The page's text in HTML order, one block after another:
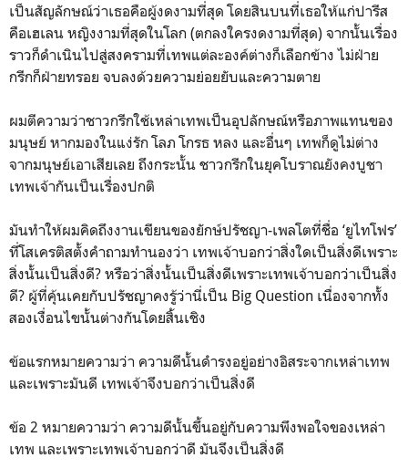
เป็นสัญลักษณ์ว่าเธอคือผู้งดงามที่สุด โดยสินบนที่เธอให้แก่ปารีส
คือเฮเลน หญิงงามที่สุดในโลก (ตกลงใครงดงามที่สุด) จากนั้นเรื่อง
ราวก็ดำเนินไปสู่สงครามที่เทพแต่ละองค์ต่างก็เลือกข้าง ไม่ฝ่าย
กรีกก็ฝ่ายทรอย จบลงด้วยความย่อยยับและความตาย
ผมตีความว่าชาวกรีกใช้เหล่าเทพเป็นอุปลักษณ์หรือภาพแทนของ
มนุษย์ หากมองในแง่รัก โลภ โกรธ หลง และอื่นๆ เทพก็ดูไม่ต่าง
จากมนุษย์เอาเสียเลย ถึงกระนั้น ชาวกรีกในยุคโบราณยังคงบูชา
เทพเจ้ากันเป็นเรื่องปกติ
มันทำให้ผมคิดถึงงานเขียนของยักษ์ปรัชญา-เพลโตที่ชื่อ ‘ยูไทโฟร’
ที่โสเครติสตั้งคำถามทำนองว่า เทพเจ้าบอกว่าสิ่งใดเป็นสิ่งดีเพราะ
สิ่งนั้นเป็นสิ่งดี? หรือว่าสิ่งนั้นเป็นสิ่งดีเพราะเทพเจ้าบอกว่าเป็นสิ่ง
ดี? ผู้ที่คุ้นเคยกับปรัชญาคงรู้ว่านี่เป็น Big Question เนื่องจากทั้ง
สองเงื่อนไขนั้นต่างกันโดยสิ้นเชิง
ข้อแรกหมายความว่า ความดีนั้นดำรงอยู่อย่างอิสระจากเหล่าเทพ
และเพราะมันดี เทพเจ้าจึงบอกว่าเป็นสิ่งดี
ข้อ 2 หมายความว่า ความดีนั้นขึ้นอยู่กับความพึงพอใจของเหล่า
เทพ และเพราะเทพเจ้าบอกว่าดี มันจึงเป็นสิ่งดี